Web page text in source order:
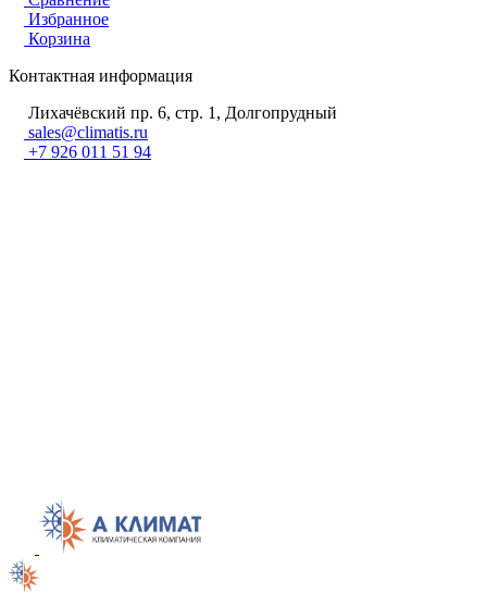
Избранное
Корзина
Контактная информация
Лихачёвский пр. 6, стр. 1, Долгопрудный
sales@climatis.ru
+7 926 011 51 94